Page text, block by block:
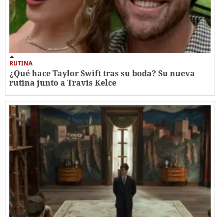
RUTINA
¿Qué hace Taylor Swift tras su boda? Su nueva
rutina junto a Travis Kelce